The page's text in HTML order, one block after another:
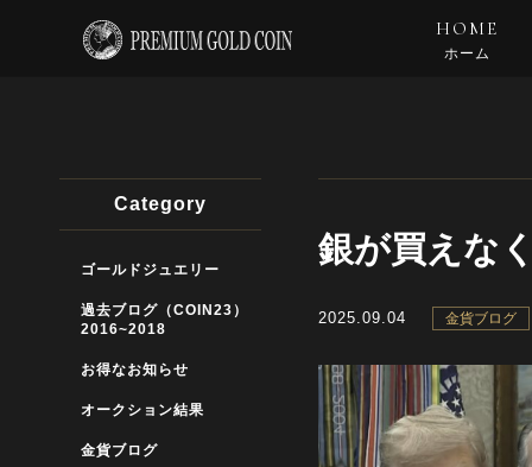
HOME
ホーム
銀が買えな
2025.09.04 金貨ブログ
Category
ゴールドジュエリー
過去ブログ（COIN23）
2016~2018
お得なお知らせ
オークション結果
金貨ブログ